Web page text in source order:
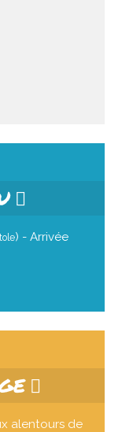
) - Arrivée
alentours de